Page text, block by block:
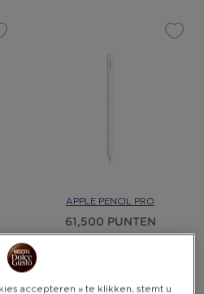
APPLE PENCIL PRO
61,500 PUNTEN
accepteren » te klikken, stemt u